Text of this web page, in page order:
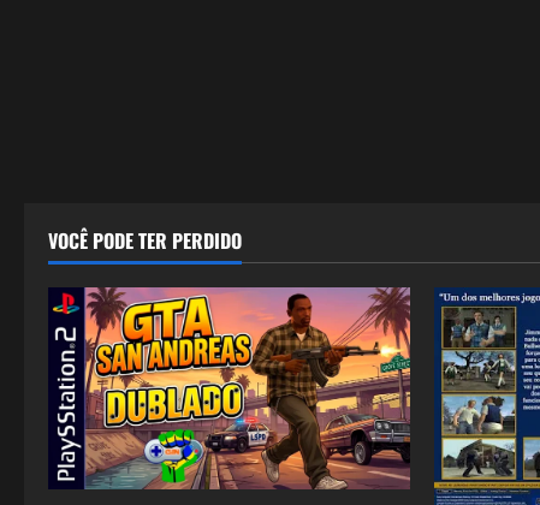
VOCÊ PODE TER PERDIDO